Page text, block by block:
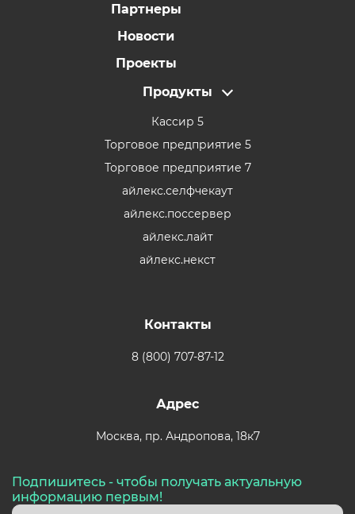
Партнеры
Новости
Проекты
Продукты
Кассир 5
Торговое предприятие 5
Торговое предприятие 7
айлекс.селфчекаут
айлекс.поссервер
айлекс.лайт
айлекс.некст
Контакты
8 (800) 707-87-12
Адрес
Москва,пр. Андропова, 18к7
Подпишитесь - чтобы получать актуальную
информацию первым!